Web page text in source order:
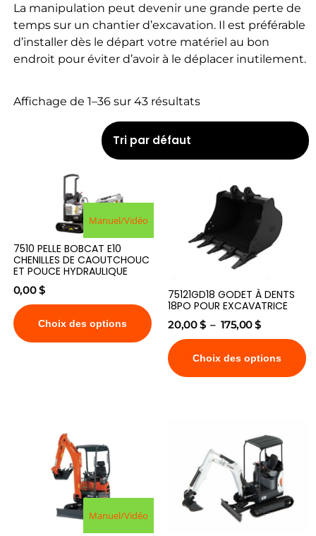
La manipulation peut devenir une grande perte de
temps sur un chantier d’excavation. Il est préférable
d’installer dès le départ votre matériel au bon
endroit pour éviter d’avoir à le déplacer inutilement.
Affichage de 1–36 sur 43 résultats
Manuel/Vidéo
7510 PELLE BOBCAT E10
CHENILLES DE CAOUTCHOUC
ET POUCE HYDRAULIQUE
0,00$
Choix des options
75121GD18 GODET À DENTS
18PO POUR EXCAVATRICE
20,00$ – 175,00$
Choix des options
Manuel/Vidéo